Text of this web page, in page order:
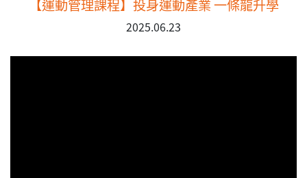
【運動管理課程】投身運動產業 一條龍升學
2025.06.23